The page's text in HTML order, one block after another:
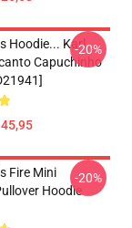
Hoodie... Karl
Capuchinho
-20%
Fire Mini
Hoodie
-20%